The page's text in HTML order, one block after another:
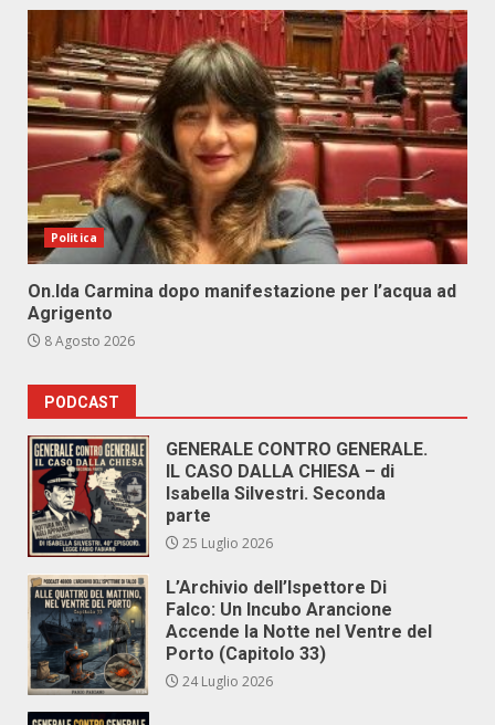
Politica
On.Ida Carmina dopo manifestazione per l’acqua ad
Agrigento
8 Agosto 2026
PODCAST
GENERALE CONTRO GENERALE.
IL CASO DALLA CHIESA – di
Isabella Silvestri. Seconda
parte
25 Luglio 2026
L’Archivio dell’Ispettore Di
Falco: Un Incubo Arancione
Accende la Notte nel Ventre del
Porto (Capitolo 33)
24 Luglio 2026